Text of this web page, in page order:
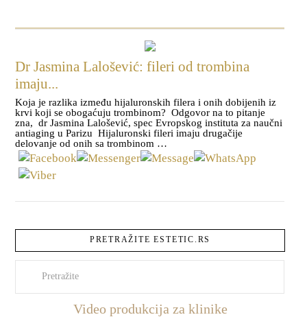
Dr Jasmina Lalošević: fileri od trombina
imaju...
Koja je razlika između hijaluronskih filera i onih dobijenih iz
krvi koji se obogaćuju trombinom? Odgovor na to pitanje
zna, dr Jasmina Lalošević, spec Evropskog instituta za naučni
antiaging u Parizu Hijaluronski fileri imaju drugačije
delovanje od onih sa trombinom …
PRETRAŽITE ESTETIC.RS
Video produkcija za klinike